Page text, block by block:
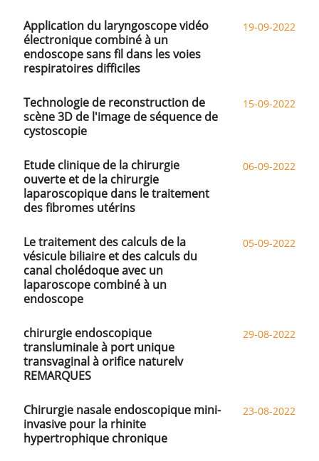
19-09-2022
Application du laryngoscope vidéo
électronique combiné à un
endoscope sans fil dans les voies
respiratoires difficiles
15-09-2022
Technologie de reconstruction de
scène 3D de l'image de séquence de
cystoscopie
06-09-2022
Etude clinique de la chirurgie
ouverte et de la chirurgie
laparoscopique dans le traitement
des fibromes utérins
05-09-2022
Le traitement des calculs de la
vésicule biliaire et des calculs du
canal cholédoque avec un
laparoscope combiné à un
endoscope
29-08-2022
chirurgie endoscopique
transluminale à port unique
transvaginal à orifice naturelv
REMARQUES
23-08-2022
Chirurgie nasale endoscopique mini-
invasive pour la rhinite
hypertrophique chronique